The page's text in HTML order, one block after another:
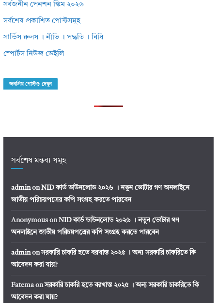
সর্বজনীন পেনশন স্কিম ২০২৬
সর্বশেষ প্রকাশিত পোস্টসমূহ
সার্ভিস রুলস । নীতি । পদ্ধতি । বিধি
স্পোর্টস নিউজ ডেইলি
জনপ্রিয় পোস্টগু দেখুন
সর্বশেষ মন্তব্য সমূহ
adminonNID কার্ড ডাউনলোড ২০২৬ । নতুন ভোটার গণ অনলাইনে
জাতীয় পরিচয়পত্রের কপি সংগ্রহ করতে পারবেন
AnonymousonNID কার্ড ডাউনলোড ২০২৬ । নতুন ভোটার গণ
অনলাইনে জাতীয় পরিচয়পত্রের কপি সংগ্রহ করতে পারবেন
adminonসরকারি চাকরি হতে বরখাস্ত ২০২৫ । অন্য সরকারি চাকরিতে কি
আবেদন করা যায়?
Fatemaonসরকারি চাকরি হতে বরখাস্ত ২০২৫ । অন্য সরকারি চাকরিতে কি
আবেদন করা যায়?